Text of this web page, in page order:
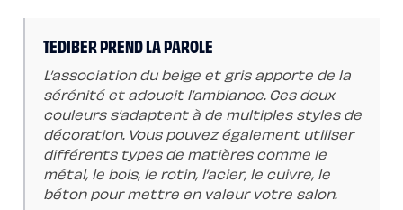
TEDIBER PREND LA PAROLE
L’association du beige et gris apporte de la
sérénité et adoucit l’ambiance. Ces deux
couleurs s’adaptent à de multiples styles de
décoration. Vous pouvez également utiliser
différents types de matières comme le
métal, le bois, le rotin, l’acier, le cuivre, le
béton pour mettre en valeur votre salon.